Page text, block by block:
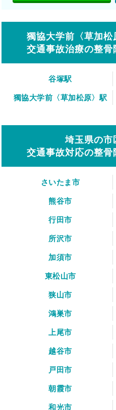
獨協大学前〈草加松
交通事故治療の整
谷塚駅
獨協大学前〈草加松原〉駅
埼玉県の市
交通事故対応の整
さいたま市
熊谷市
行田市
所沢市
加須市
東松山市
狭山市
鴻巣市
上尾市
越谷市
戸田市
朝霞市
和光市